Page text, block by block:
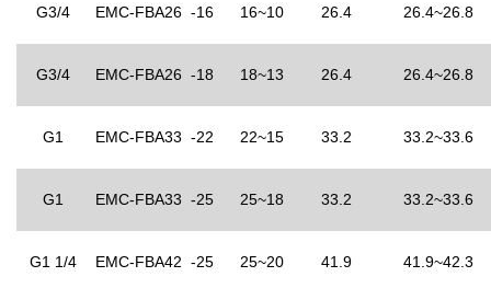
G3/4 EMC-FBA26 -16 16~10 26.4 26.4~26.8
G3/4 EMC-FBA26 -18 18~13 26.4 26.4~26.8
G1 EMC-FBA33 -22 22~15 33.2 33.2~33.6
G1 EMC-FBA33 -25 25~18 33.2 33.2~33.6
G1 1/4 EMC-FBA42 -25 25~20 41.9 41.9~42.3